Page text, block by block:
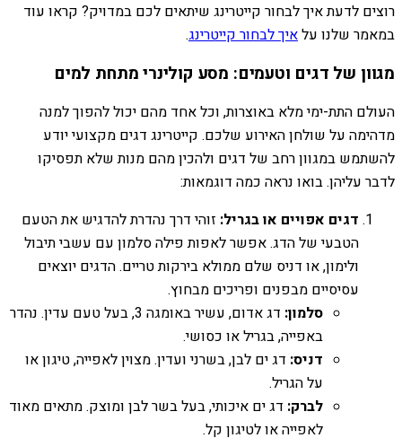
רוצים לדעת איך לבחור קייטרינג שיתאים לכם במדויק? קראו עוד
במאמר שלנו עלאיך לבחור קייטרינג.
מגוון של דגים וטעמים: מסע קולינרי מתחת למים
העולם התת-ימי מלא באוצרות, וכל אחד מהם יכול להפוך למנה
מדהימה על שולחן האירוע שלכם. קייטרינג דגים מקצועי יודע
להשתמש במגוון רחב של דגים ולהכין מהם מנות שלא תפסיקו
לדבר עליהן. בואו נראה כמה דוגמאות:
דגים אפויים או בגריל: זוהי דרך נהדרת להדגיש את הטעם
הטבעי של הדג. אפשר לאפות פילה סלמון עם עשבי תיבול
ולימון, או דניס שלם ממולא בירקות טריים. הדגים יוצאים
עסיסיים מבפנים ופריכים מבחוץ.
סלמון:
דג אדום, עשיר באומגה 3, בעל טעם עדין. נהדר
באפייה, בגריל או כסושי.
דניס: דג ים לבן, בשרני ועדין. מצוין לאפייה, טיגון או
על הגריל.
לברק: דג ים איכותי, בעל בשר לבן ומוצק. מתאים מאוד
לאפייה או לטיגון קל.